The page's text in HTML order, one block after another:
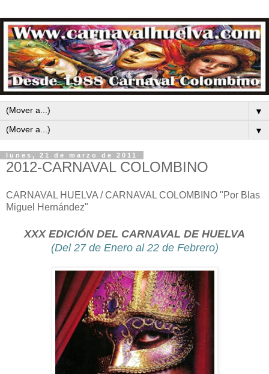
▼
▼
lunes, 21 de marzo de 2011
2012-CARNAVAL COLOMBINO
CARNAVAL HUELVA / CARNAVAL COLOMBINO "Por Blas
Miguel Hernández"
XXX EDICIÓN DEL CARNAVAL DE HUELVA
(Del 27 de Enero al 22 de Febrero)